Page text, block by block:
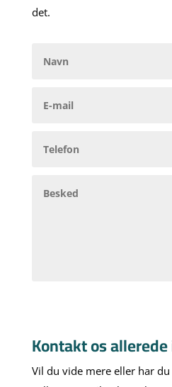
det.
Kontakt os
Vil du vide mere eller har du